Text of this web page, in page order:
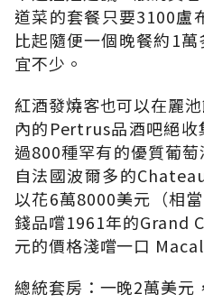
道菜的套餐只要3100盧
比起隨便一個晚餐約1
宜不少。
紅酒發燒客也可以在麗
內的Pertrus品酒吧絕收
過800種罕有的優質葡
自法國波爾多的
以花6萬8000美元（相
錢品嚐1961年的Grand
元的價格淺嚐一口
總統套房：一晚2萬美元